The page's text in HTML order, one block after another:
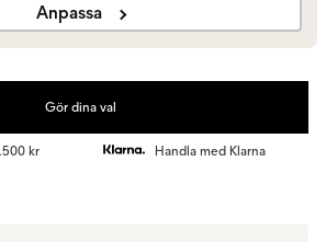
Anpassa
Gör dina val
kr Handla med Klarna